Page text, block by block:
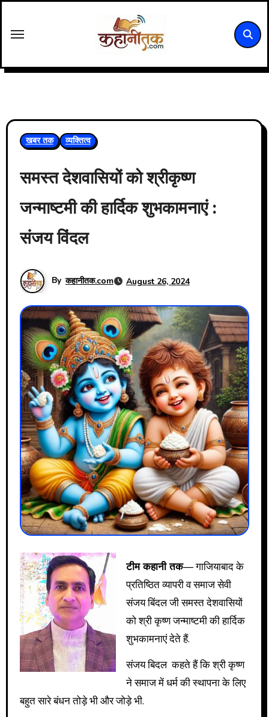
content
खबर तक व्यक्तित्व
समस्त देशवासियों को श्रीकृष्ण
जन्माष्टमी की हार्दिक शुभकामनाएं :
संजय विंदल
By कहानीतक.com August 26, 2024
टीम कहानी तक— गाजियाबाद के
प्रतिष्ठित व्यापरी व समाज सेवी
संजय बिंदल जी समस्त देशवासियों
को श्री कृष्ण जन्माष्टमी की हार्दिक
शुभकामनाएं देते हैं.
संजय बिदल कहते हैं कि श्री कृष्ण
ने समाज में धर्म की स्थापना के लिए
बहुत सारे बंधन तोड़े भी और जोड़े भी.